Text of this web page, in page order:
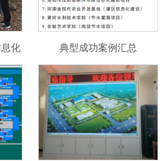
化 典型成功案例汇总